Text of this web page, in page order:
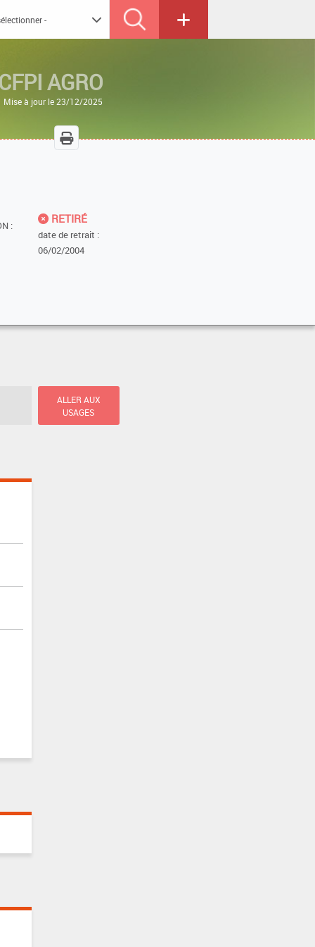
AGRO
Mise à jour le 23/12/2025
:
RETIRÉ
date de retrait :
06/02/2004
ALLER AUX
USAGES